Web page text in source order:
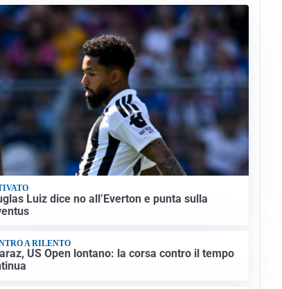
Luiz dice no all’Everton e punta sulla
A RILENTO
US Open lontano: la corsa contro il tempo